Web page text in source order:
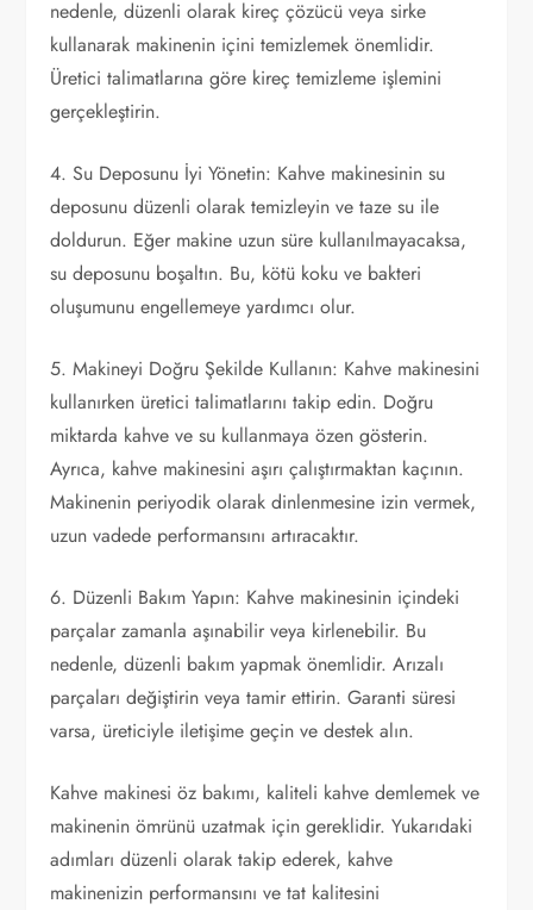
nedenle, düzenli olarak kireç çözücü veya sirke
kullanarak makinenin içini temizlemek önemlidir.
Üretici talimatlarına göre kireç temizleme işlemini
gerçekleştirin.
4. Su Deposunu İyi Yönetin: Kahve makinesinin su
deposunu düzenli olarak temizleyin ve taze su ile
doldurun. Eğer makine uzun süre kullanılmayacaksa,
su deposunu boşaltın. Bu, kötü koku ve bakteri
oluşumunu engellemeye yardımcı olur.
5. Makineyi Doğru Şekilde Kullanın: Kahve makinesini
kullanırken üretici talimatlarını takip edin. Doğru
miktarda kahve ve su kullanmaya özen gösterin.
Ayrıca, kahve makinesini aşırı çalıştırmaktan kaçının.
Makinenin periyodik olarak dinlenmesine izin vermek,
uzun vadede performansını artıracaktır.
6. Düzenli Bakım Yapın: Kahve makinesinin içindeki
parçalar zamanla aşınabilir veya kirlenebilir. Bu
nedenle, düzenli bakım yapmak önemlidir. Arızalı
parçaları değiştirin veya tamir ettirin. Garanti süresi
varsa, üreticiyle iletişime geçin ve destek alın.
Kahve makinesi öz bakımı, kaliteli kahve demlemek ve
makinenin ömrünü uzatmak için gereklidir. Yukarıdaki
adımları düzenli olarak takip ederek, kahve
makinenizin performansını ve tat kalitesini